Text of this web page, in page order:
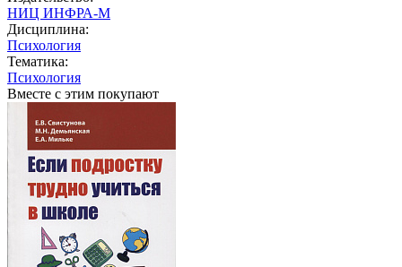
НИЦ ИНФРА-М
Дисциплина:
Психология
Тематика:
Психология
Вместе с этим покупают